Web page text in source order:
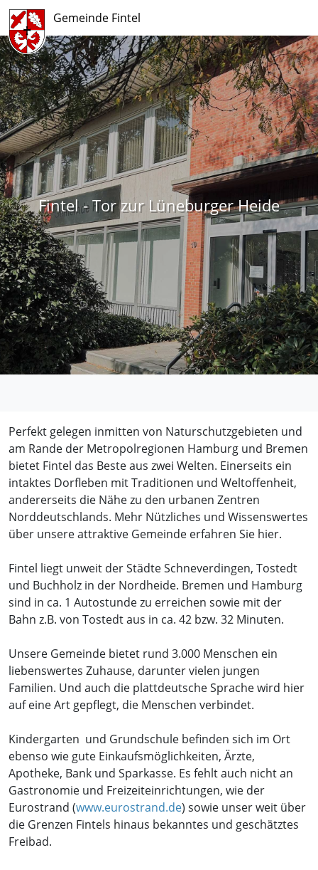
Gemeinde Fintel
Fintel - Tor zur Lüneburger Heide
Perfekt gelegen inmitten von Naturschutzgebieten und
am Rande der Metropolregionen Hamburg und Bremen
bietet Fintel das Beste aus zwei Welten. Einerseits ein
intaktes Dorfleben mit Traditionen und Weltoffenheit,
andererseits die Nähe zu den urbanen Zentren
Norddeutschlands. Mehr Nützliches und Wissenswertes
über unsere attraktive Gemeinde erfahren Sie hier.
Fintel liegt unweit der Städte Schneverdingen, Tostedt
und Buchholz in der Nordheide. Bremen und Hamburg
sind in ca. 1 Autostunde zu erreichen sowie mit der
Bahn z.B. von Tostedt aus in ca. 42 bzw. 32 Minuten.
Unsere Gemeinde bietet rund 3.000 Menschen ein
liebenswertes Zuhause, darunter vielen jungen
Familien. Und auch die plattdeutsche Sprache wird hier
auf eine Art gepflegt, die Menschen verbindet.
Kindergarten und Grundschule befinden sich im Ort
ebenso wie gute Einkaufsmöglichkeiten, Ärzte,
Apotheke, Bank und Sparkasse. Es fehlt auch nicht an
Gastronomie und Freizeiteinrichtungen, wie der
Eurostrand (www.eurostrand.de) sowie unser weit über
die Grenzen Fintels hinaus bekanntes und geschätztes
Freibad.